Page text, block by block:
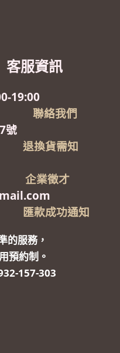
訊
訊
10:00-19:00
聯絡我們
玉成街197號
退換貨需知
2208
企業徵才
匯款成功通知
的服務，
預約制。
157-303